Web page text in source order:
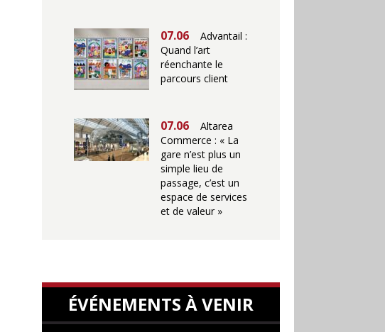
07.06
Advantail :
Quand l’art
réenchante le
parcours client
07.06
Altarea
Commerce : « La
gare n’est plus un
simple lieu de
passage, c’est un
espace de services
et de valeur »
ÉVÉNEMENTS À VENIR